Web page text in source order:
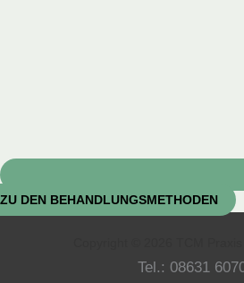
ZU DEN BEHANDLUNGSMETHODEN
Tel.: 08631